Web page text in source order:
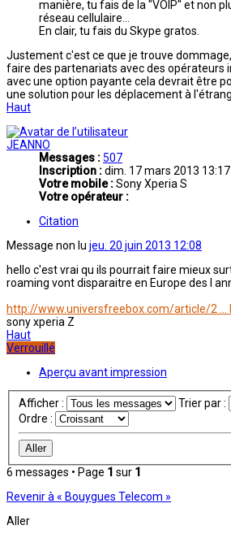
manière, tu fais de la "VOIP" et non
réseau cellulaire...
En clair, tu fais du Skype gratos.
Justement c'est ce que je trouve
faire des partenariats avec des opérateurs
avec une option payante cela devrait être
une solution pour les déplacement à
Haut
JEANNO
Messages :507
Inscription :dim. 17 mars 2013 13:17
Votre mobile :Sony Xperia S
Votre opérateur :
Citation
Message non lu jeu. 20 juin 2013 12:08
hello c'est vrai qu ils pourrait faire mieux
roaming vont disparaitre en Europe des l
http://www.universfreebox.com/article/2 ...
sony xperia Z
Haut
Verrouillé
Aperçu avant impression
Afficher :
Trier par :
Ordre :
6 messages • Page 1 sur 1
Revenir à « Bouygues Telecom »
Aller